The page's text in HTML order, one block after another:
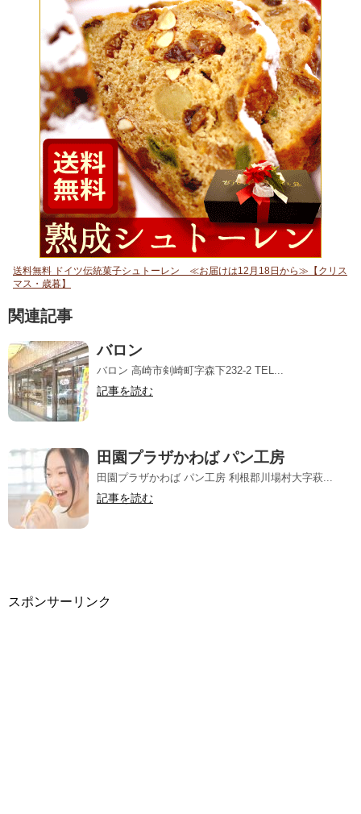
送料無料 ドイツ伝統菓子シュトーレン ≪お届けは12月18日から≫【クリス
マス・歳暮】
関連記事
バロン
バロン 高崎市剣崎町字森下232-2 TEL...
記事を読む
田園プラザかわば パン工房
田園プラザかわば パン工房 利根郡川場村大字萩...
記事を読む
スポンサーリンク